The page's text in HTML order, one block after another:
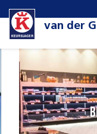
van der